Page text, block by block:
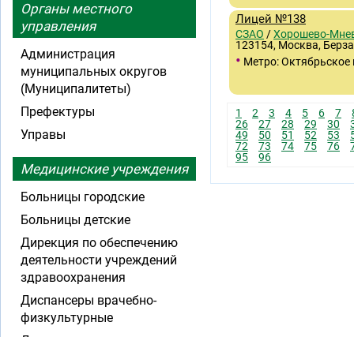
Лицей №138
СЗАО /Хорошево-
123154, Москва,
• Метро: Октябрьское
1 2 3 4 5 6 7
26
27 28 29 30
49
50 51 52 53
72
73 74 75 76
95
96
Органы местного
управления
Администрация
муниципальных округов
(Муниципалитеты)
Префектуры
Управы
Медицинские учреждения
Больницы городские
Больницы детские
Дирекция по обеспечению
деятельности учреждений
здравоохранения
Диспансеры врачебно-
физкультурные